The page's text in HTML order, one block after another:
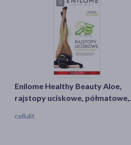
Enilome Healthy Beauty Aloe,
rajstopy uciskowe, półmatowe,
cellulit